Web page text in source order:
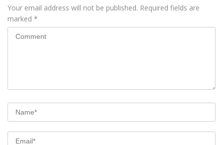
Your email address will not be published. Required fields are
marked *